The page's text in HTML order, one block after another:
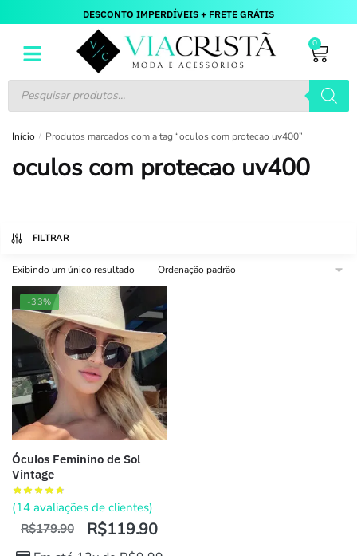
DESCONTO IMPERDÍVEIS + FRETE GRÁTIS
0
Início / Produtos marcados com a tag “oculos com protecao uv400”
oculos com protecao uv400
FILTRAR
Exibindo um único resultado
-33%
Óculos Feminino de Sol
Vintage
(14 avaliações de clientes)
R$179.90 R$119.90